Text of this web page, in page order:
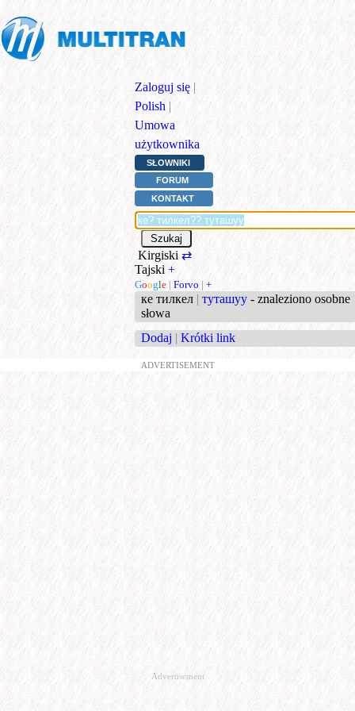
Zaloguj się |
Polish |
Umowa
użytkownika
SŁOWNIKI
FORUM
KONTAKT
Kirgiski ⇄
Tajski +
Google | Forvo | +
ке тилкел | туташуу - znaleziono osobne
słowa
Dodaj | Krótki link
ADVERTISEMENT
Advertisement